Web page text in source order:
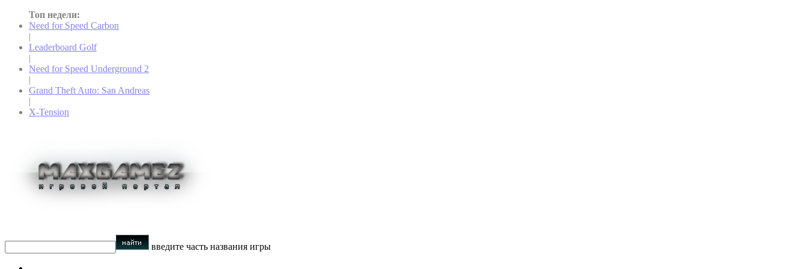
Топ недели:
Need for Speed Carbon
|
Leaderboard Golf
|
Need for Speed Underground 2
|
Grand Theft Auto: San Andreas
|
X-Tension
введите часть названия игры